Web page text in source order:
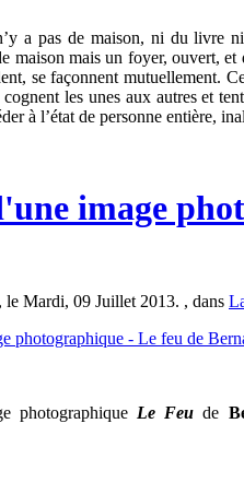
a pas de maison, ni du livre ni
maison mais un foyer, ouvert,
se façonnent mutuellement.
les unes aux autres et
à l’état de personne entière,
image
, le Mardi, 09 Juillet 2013. , dans
photographique Le Feu de